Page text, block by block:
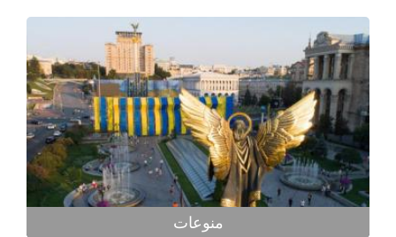
منوعات